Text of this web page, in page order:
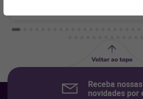
e 7 países, realiza um trabalho
sites, pesquisa de palavras-chave e
de conteúdo, com o propósito de levar
usuários a sites autênticos, reais e
Voltar ao topo
Receba nossas
novidades por